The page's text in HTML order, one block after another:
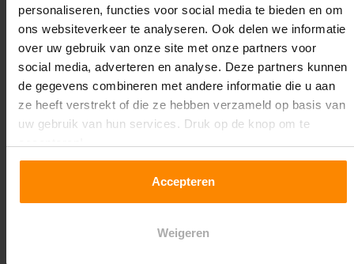
personaliseren, functies voor social media te bieden en om
ons websiteverkeer te analyseren. Ook delen we informatie
over uw gebruik van onze site met onze partners voor
social media, adverteren en analyse. Deze partners kunnen
de gegevens combineren met andere informatie die u aan
ze heeft verstrekt of die ze hebben verzameld op basis van
uw gebruik van hun services. Druk op de knop om te
Accepteren
Weigeren
Laat ons het doen!